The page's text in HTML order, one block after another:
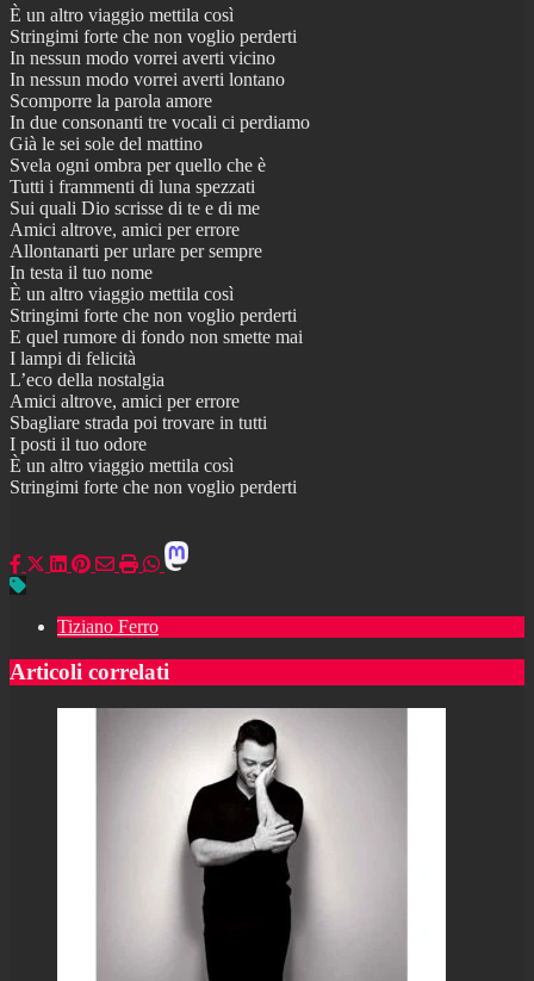
È un altro viaggio mettila così
Stringimi forte che non voglio perderti
In nessun modo vorrei averti vicino
In nessun modo vorrei averti lontano
Scomporre la parola amore
In due consonanti tre vocali ci perdiamo
Già le sei sole del mattino
Svela ogni ombra per quello che è
Tutti i frammenti di luna spezzati
Sui quali Dio scrisse di te e di me
Amici altrove, amici per errore
Allontanarti per urlare per sempre
In testa il tuo nome
È un altro viaggio mettila così
Stringimi forte che non voglio perderti
E quel rumore di fondo non smette mai
I lampi di felicità
L’eco della nostalgia
Amici altrove, amici per errore
Sbagliare strada poi trovare in tutti
I posti il tuo odore
È un altro viaggio mettila così
Stringimi forte che non voglio perderti
Tiziano Ferro
Articoli correlati